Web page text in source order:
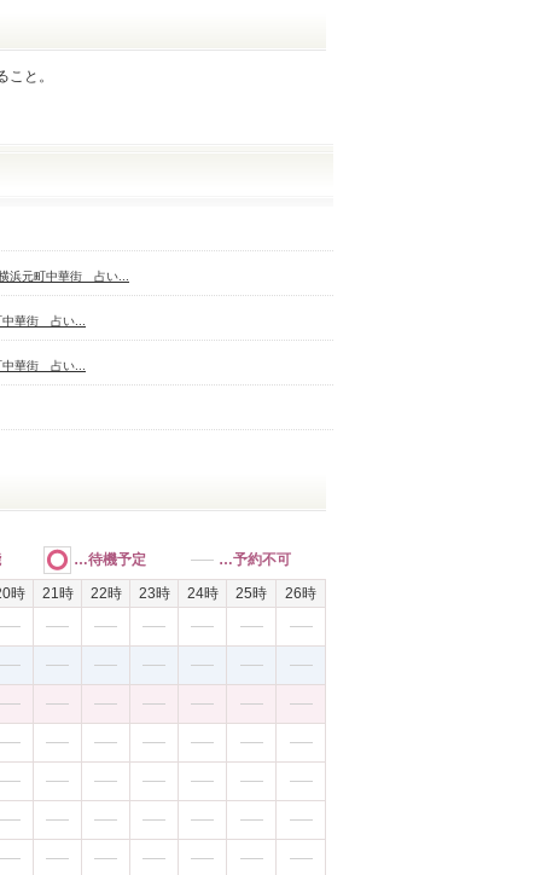
と。
浜元町中華街 占い...
中華街 占い...
中華街 占い...
…待機予定
…予約不可
時
21時 22時 23時 24時 25時 26時